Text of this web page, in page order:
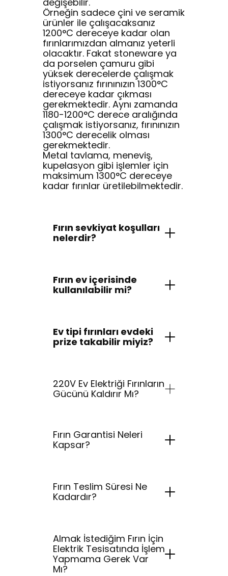
Örneğin sadece çini ve seramik
ürünler ile çalışacaksanız
1200°C dereceye kadar olan
fırınlarımızdan almanız yeterli
olacaktır. Fakat stoneware ya
da porselen çamuru gibi
yüksek derecelerde çalışmak
istiyorsanız fırınınızın 1300°C
dereceye kadar çıkması
gerekmektedir. Aynı zamanda
1180-1200°C derece aralığında
çalışmak istiyorsanız, fırınınızın
1300°C derecelik olması
gerekmektedir.
Metal tavlama, meneviş,
kupelasyon gibi işlemler için
maksimum 1300°C dereceye
kadar fırınlar üretilebilmektedir.
Fırın sevkiyat koşulları
nelerdir?
Fırın ev içerisinde
kullanılabilir mi?
Ev tipi fırınları evdeki
prize takabilir miyiz?
220V Ev Elektriği Fırınların
Gücünü Kaldırır Mı?
Fırın Garantisi Neleri
Kapsar?
Fırın Teslim Süresi Ne
Kadardır?
Almak İstediğim Fırın İçin
Elektrik Tesisatında İşlem
Yapmama Gerek Var
Mı?